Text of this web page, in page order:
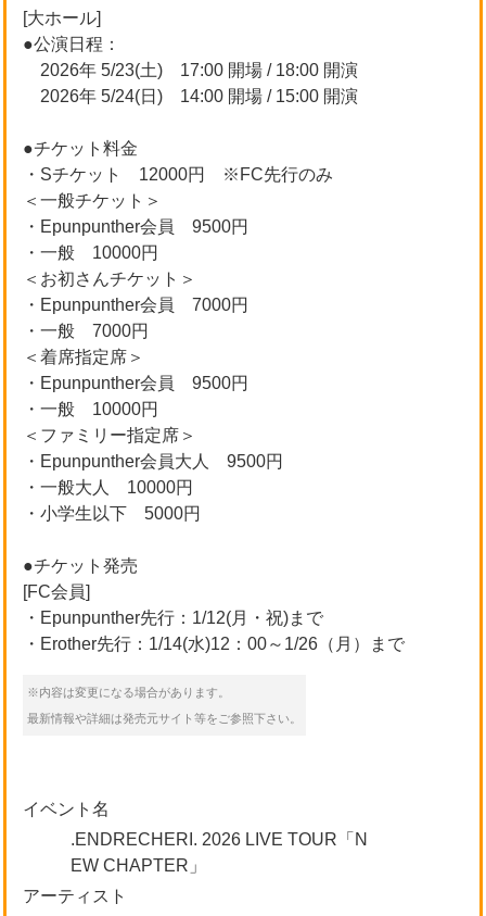
[大ホール]
●公演日程：
2026年 5/23(土) 17:00 開場 / 18:00 開演
2026年 5/24(日) 14:00 開場 / 15:00 開演
●チケット料金
・Sチケット 12000円 ※FC先行のみ
＜一般チケット＞
・Epunpunther会員 9500円
・一般 10000円
＜お初さんチケット＞
・Epunpunther会員 7000円
・一般 7000円
＜着席指定席＞
・Epunpunther会員 9500円
・一般 10000円
＜ファミリー指定席＞
・Epunpunther会員大人 9500円
・一般大人 10000円
・小学生以下 5000円
●チケット発売
[FC会員]
・Epunpunther先行：1/12(月・祝)まで
・Erother先行：1/14(水)12：00～1/26（月）まで
※内容は変更になる場合があります。
最新情報や詳細は発売元サイト等をご参照下さい。
イベント名
.ENDRECHERI. 2026 LIVE TOUR「N
EW CHAPTER」
アーティスト